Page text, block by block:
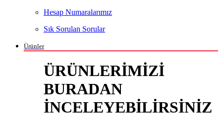
Hesap Numaralarımız
Sık Sorulan Sorular
Ürünler
ÜRÜNLERİMİZİ
BURADAN
İNCELEYEBİLİRSİNİZ